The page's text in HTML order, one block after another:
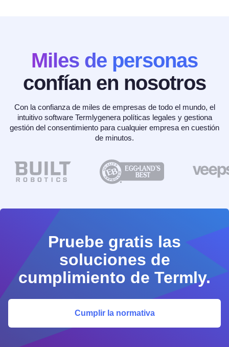
Miles de personas
confían en nosotros
Con la confianza de miles de empresas de todo el mundo, el
intuitivo software Termlygenera políticas legales y gestiona
gestión del consentimiento para cualquier empresa en cuestión
de minutos.
Pruebe gratis las
soluciones de
cumplimiento de Termly.
Cumplir la normativa